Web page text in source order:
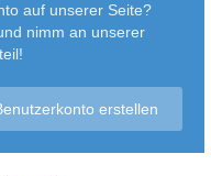
auf unserer Seite?
nimm an unserer
erstellen